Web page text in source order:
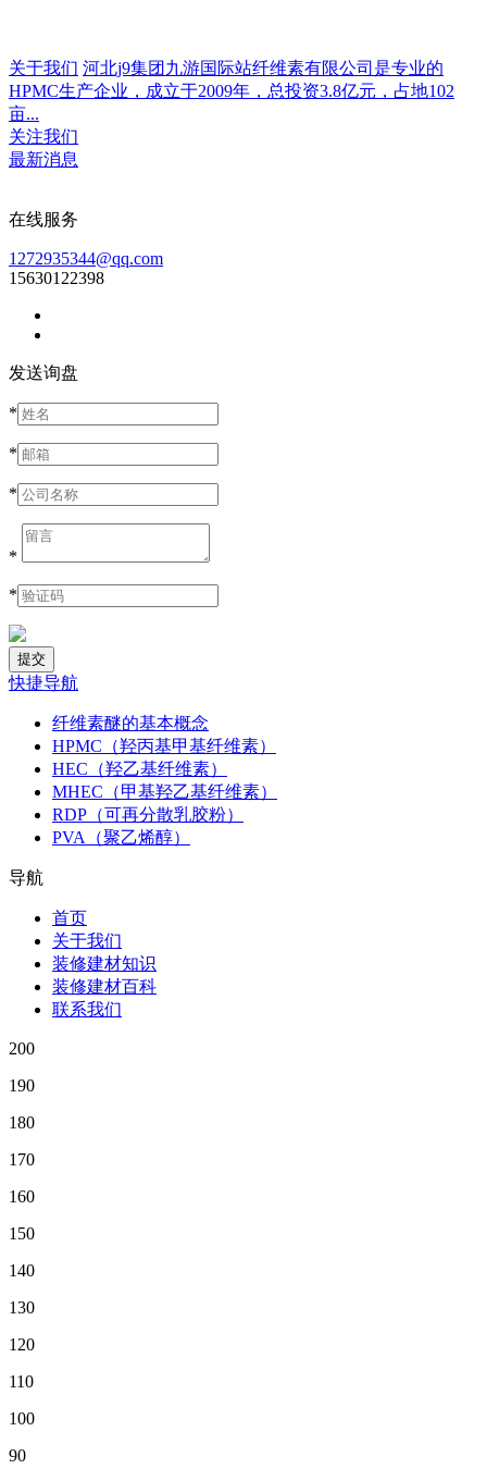
关于我们 河北j9集团九游国际站纤维素有限公司是专业的
HPMC生产企业，成立于2009年，总投资3.8亿元，占地102
亩...
关注我们
最新消息
在线服务
1272935344@qq.com
15630122398
发送询盘
*
*
*
*
*
快捷导航
纤维素醚的基本概念
HPMC（羟丙基甲基纤维素）
HEC（羟乙基纤维素）
MHEC（甲基羟乙基纤维素）
RDP（可再分散乳胶粉）
PVA（聚乙烯醇）
导航
首页
关于我们
装修建材知识
装修建材百科
联系我们
200
190
180
170
160
150
140
130
120
110
100
90